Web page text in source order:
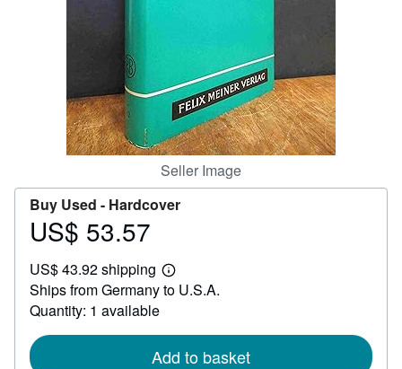
Seller Image
Buy Used - Hardcover
Price
53.57
US$ 53.57
US$ 43.92 shipping
Learn
more
Ships from Germany to U.S.A.
Quantity: 1 available
Add to basket